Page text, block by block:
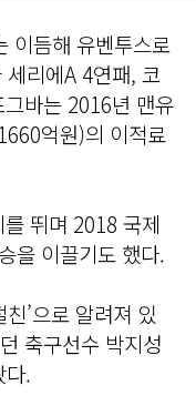
이듬해 유벤투스로
리에A 4연패, 코
바는 2016년 맨유
억원)의 이적료
뛰며 2018 국제
을 이끌기도 했다.
’으로 알려져 있
축구선수 박지성
다.